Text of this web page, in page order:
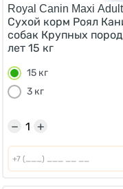
Royal Canin Maxi
Сухой корм Роял
собак Крупных
лет 15 кг
15 кг
3 кг
+
−